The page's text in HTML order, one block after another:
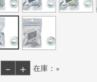
－ ＋
在庫：×